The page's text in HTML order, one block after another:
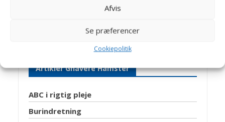
Afvis
Se præferencer
Cookiepolitik
Hestehospital. En travl hverdag med
giver stof til artikler på Dyrlægevagten
Artikler Gnavere Hamster
ABC i rigtig pleje
Burindretning